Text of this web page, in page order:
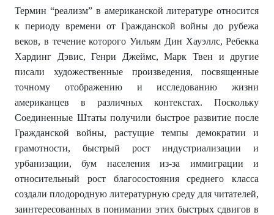
Термин “реализм” в американской литературе относится
к периоду времени от Гражданской войны до рубежа
веков, в течение которого Уильям Дин Хауэллс, Ребекка
Хардинг Дэвис, Генри Джеймс, Марк Твен и другие
писали художественные произведения, посвященные
точному отображению и исследованию жизни
американцев в различных контекстах. Поскольку
Соединенные Штаты получили быстрое развитие после
Гражданской войны, растущие темпы демократии и
грамотности, быстрый рост индустриализации и
урбанизации, бум населения из-за иммиграции и
относительный рост благосостояния среднего класса
создали плодородную литературную среду для читателей,
заинтересованных в понимании этих быстрых сдвигов в